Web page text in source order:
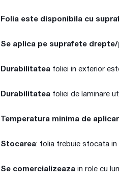
Folia este disponibila cu
Se aplica pe suprafete drepte/
Durabilitatea foliei in exterior
Durabilitatea foliei de laminare
Temperatura minima de
Stocarea: folia trebuie stocata in
Se comercializeaza in role cu